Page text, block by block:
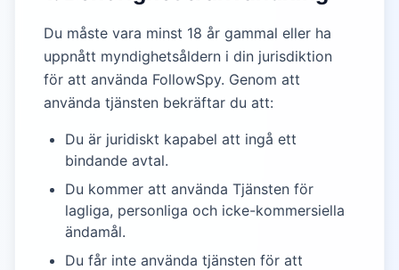
Du måste vara minst 18 år gammal eller ha
uppnått myndighetsåldern i din jurisdiktion
för att använda FollowSpy. Genom att
använda tjänsten bekräftar du att:
Du är juridiskt kapabel att ingå ett
bindande avtal.
Du kommer att använda Tjänsten för
lagliga, personliga och icke-kommersiella
ändamål.
Du får inte använda tjänsten för att